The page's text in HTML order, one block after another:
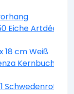
Eiche Artdéco
18 cm Weiß
Kernbuche
Schwedenrot B x